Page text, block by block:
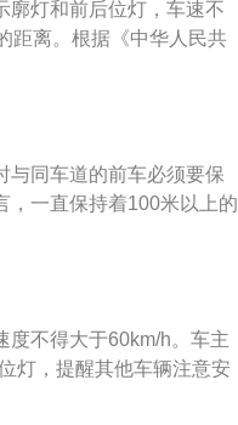
廓灯和前后位灯，车速不
距离。根据《中华人民共
高速公路上行驶，遇有
，车速不得超过每小时6
度小于100米时，开启雾
速不得超过每小时40公
于50米时，开启雾灯、近
超过每小时20公里，并从
与同车道的前车必须要保
，一直保持着100米以上的
的距离就一定不会发生交
非常清楚的知道。因
不可少的。法律法规依
十六条，遇雾、雨、雪、
度不得超过每小时30公
小时15公里。第五十八
度不得大于60km/h。车主
灯，提醒其他车辆注意安
条例》第八十一条：机动